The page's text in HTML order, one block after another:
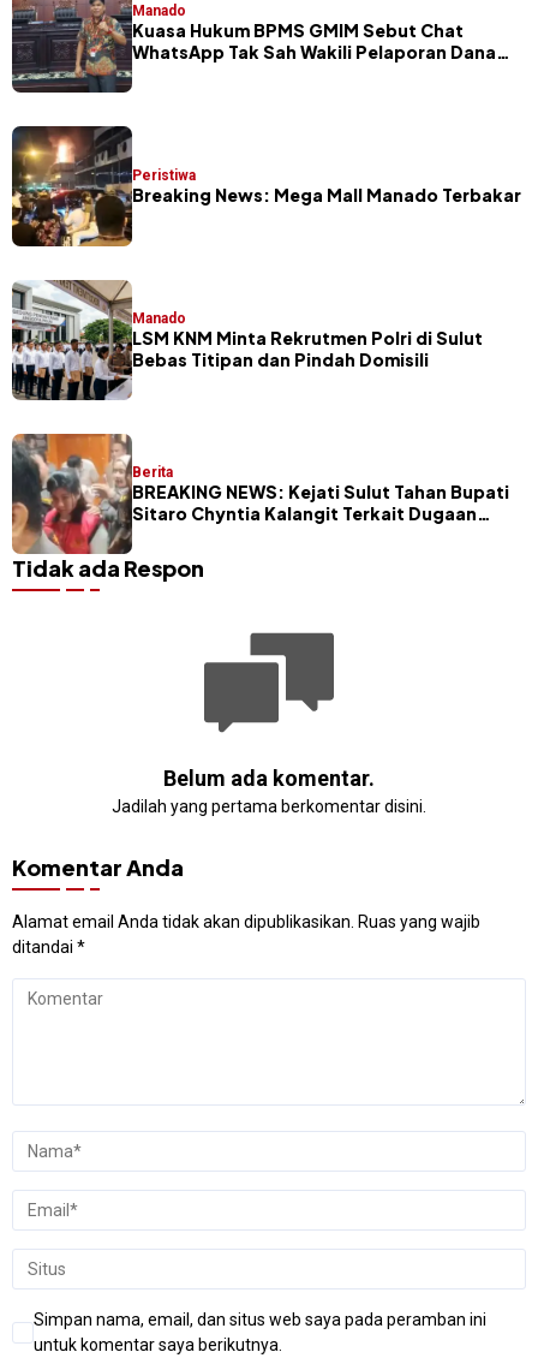
Manado
Kuasa Hukum BPMS GMIM Sebut Chat
WhatsApp Tak Sah Wakili Pelaporan Dana
Peristiwa
Breaking News: Mega Mall Manado Terbakar
Manado
LSM KNM Minta Rekrutmen Polri di Sulut
Bebas Titipan dan Pindah Domisili
Berita
BREAKING NEWS: Kejati Sulut Tahan Bupati
Sitaro Chyntia Kalangit Terkait Dugaan
Tidak ada Respon
Belum ada komentar.
Jadilah yang pertama berkomentar disini.
Komentar Anda
Alamat email Anda tidak akan dipublikasikan. Ruas yang wajib
ditandai *
Simpan nama, email, dan situs web saya pada peramban ini
untuk komentar saya berikutnya.